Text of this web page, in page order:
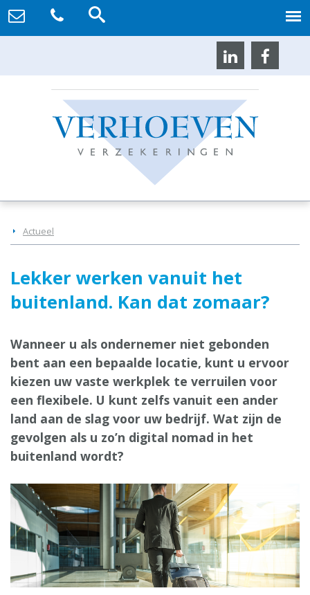
Actueel
Lekker werken vanuit het
buitenland. Kan dat zomaar?
Wanneer u als ondernemer niet gebonden
bent aan een bepaalde locatie, kunt u ervoor
kiezen uw vaste werkplek te verruilen voor
een flexibele. U kunt zelfs vanuit een ander
land aan de slag voor uw bedrijf. Wat zijn de
gevolgen als u zo’n digital nomad in het
buitenland wordt?